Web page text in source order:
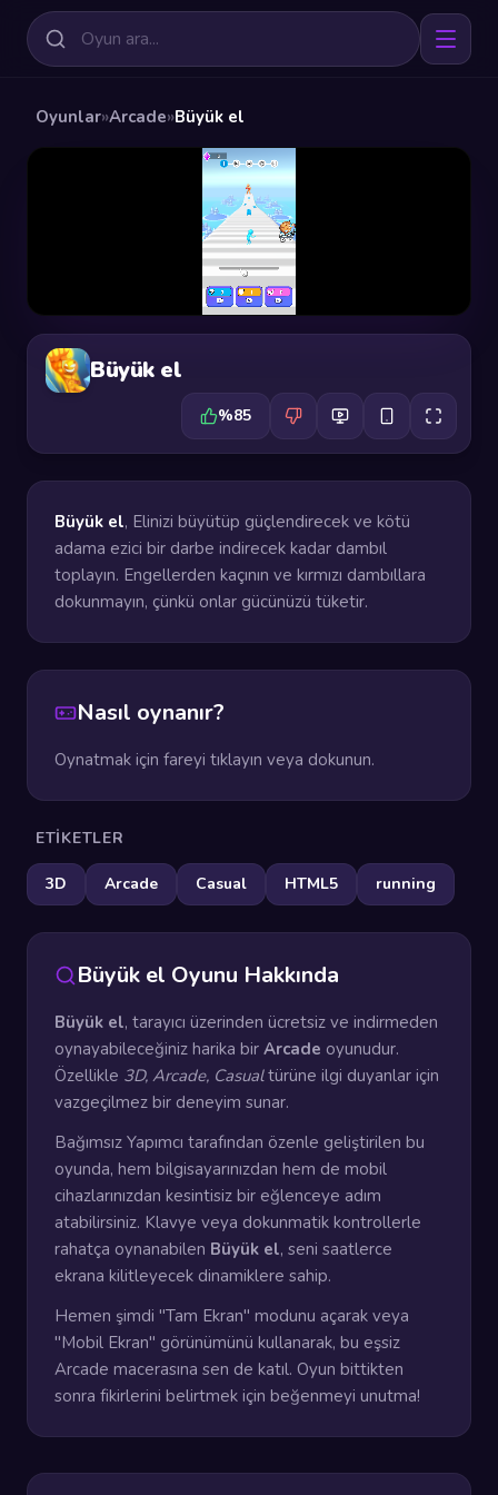
Oyunlar»Arcade»Büyük el
Büyük el
%85
Büyük el, Elinizi büyütüp güçlendirecek ve kötü
adama ezici bir darbe indirecek kadar dambıl
toplayın. Engellerden kaçının ve kırmızı dambıllara
dokunmayın, çünkü onlar gücünüzü tüketir.
Nasıl oynanır?
Oynatmak için fareyi tıklayın veya dokunun.
ETIKETLER
3D Arcade Casual HTML5 running
Büyük el Oyunu Hakkında
Büyük el, tarayıcı üzerinden ücretsiz ve indirmeden
oynayabileceğiniz harika bir Arcade oyunudur.
Özellikle 3D, Arcade, Casualtürüne ilgi duyanlar için
vazgeçilmez bir deneyim sunar.
Bağımsız Yapımcı tarafından özenle geliştirilen bu
oyunda, hem bilgisayarınızdan hem de mobil
cihazlarınızdan kesintisiz bir eğlenceye adım
atabilirsiniz. Klavye veya dokunmatik kontrollerle
rahatça oynanabilen Büyük el, seni saatlerce
ekrana kilitleyecek dinamiklere sahip.
Hemen şimdi "Tam Ekran" modunu açarak veya
"Mobil Ekran" görünümünü kullanarak, bu eşsiz
Arcade macerasına sen de katıl. Oyun bittikten
sonra fikirlerini belirtmek için beğenmeyi unutma!